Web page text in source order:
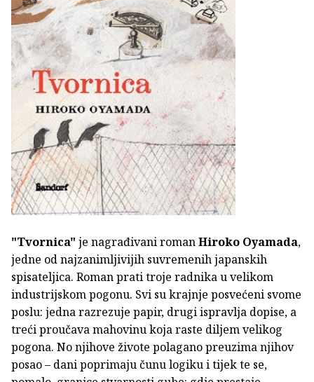
"Tvornica" je nagrađivani romanHiroko Oyamada,
jedne od najzanimljivijih suvremenih japanskih
spisateljica. Roman prati troje radnika u velikom
industrijskom pogonu. Svi su krajnje posvećeni svome
poslu: jedna razrezuje papir, drugi ispravlja dopise, a
treći proučava mahovinu koja raste diljem velikog
pogona. No njihove živote polagano preuzima njihov
posao – dani poprimaju čunu logiku i tijek te se,